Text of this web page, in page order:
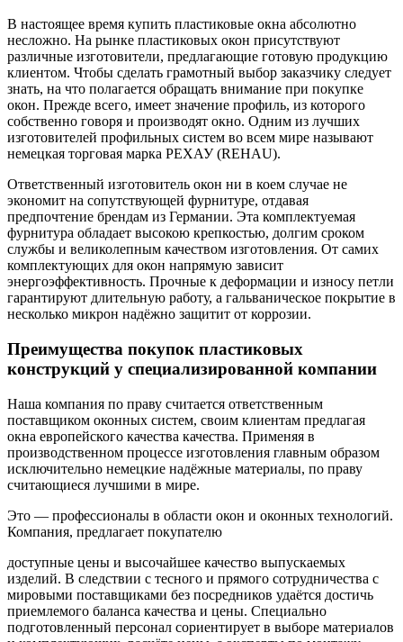
В настоящее время купить пластиковые окна абсолютно
несложно. На рынке пластиковых окон присутствуют
различные изготовители, предлагающие готовую продукцию
клиентом. Чтобы сделать грамотный выбор заказчику следует
знать, на что полагается обращать внимание при покупке
окон. Прежде всего, имеет значение профиль, из которого
собственно говоря и производят окно. Одним из лучших
изготовителей профильных систем во всем мире называют
немецкая торговая марка РЕХАУ (REHAU).
Ответственный изготовитель окон ни в коем случае не
экономит на сопутствующей фурнитуре, отдавая
предпочтение брендам из Германии. Эта комплектуемая
фурнитура обладает высокою крепкостью, долгим сроком
службы и великолепным качеством изготовления. От самих
комплектующих для окон напрямую зависит
энергоэффективность. Прочные к деформации и износу петли
гарантируют длительную работу, а гальваническое покрытие в
несколько микрон надёжно защитит от коррозии.
Преимущества покупок пластиковых
конструкций у специализированной компании
Наша компания по праву считается ответственным
поставщиком оконных систем, своим клиентам предлагая
окна европейского качества качества. Применяя в
производственном процессе изготовления главным образом
исключительно немецкие надёжные материалы, по праву
считающиеся лучшими в мире.
Это — профессионалы в области окон и оконных технологий.
Компания, предлагает покупателю
доступные цены и высочайшее качество выпускаемых
изделий. В следствии с тесного и прямого сотрудничества с
мировыми поставщиками без посредников удаётся достичь
приемлемого баланса качества и цены. Специально
подготовленный персонал сориентирует в выборе материалов